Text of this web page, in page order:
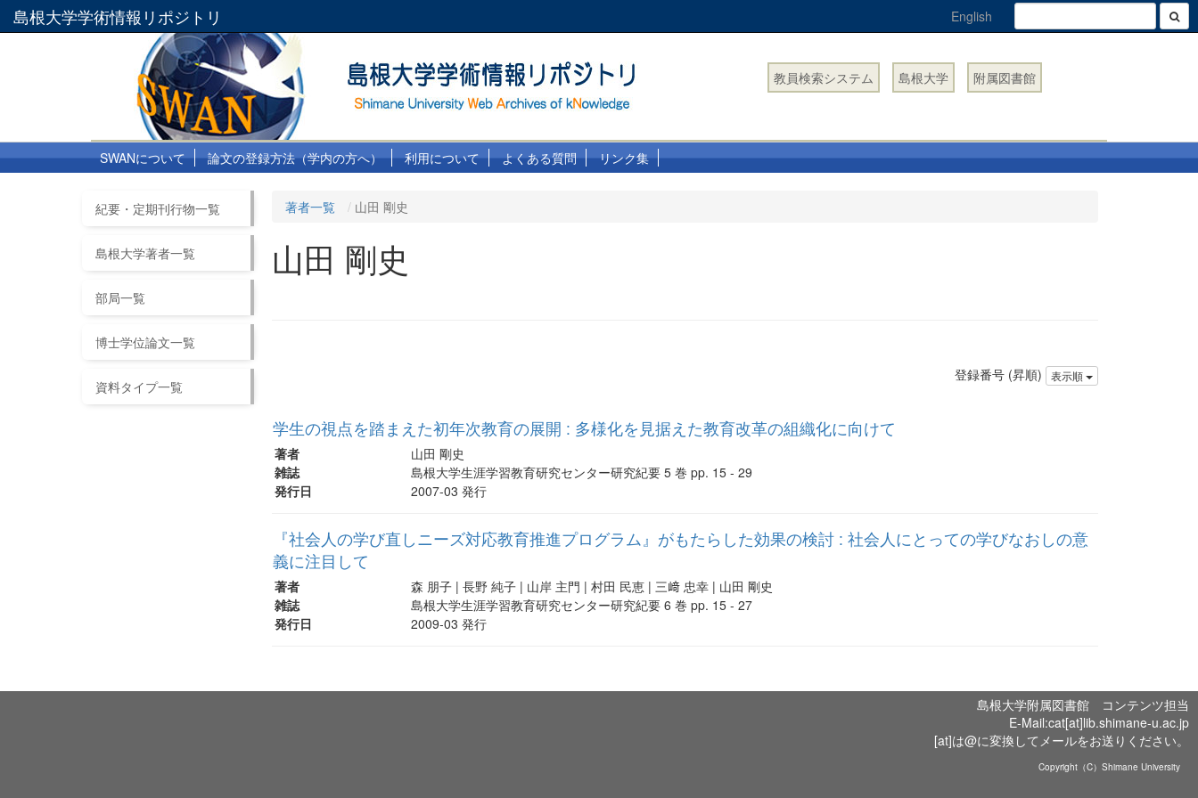
島根大学学術情報リポジトリ English
教員検索システム 島根大学 附属図書館
SWANについて 論文の登録方法（学内の方へ） 利用について よくある質問 リンク集
紀要・定期刊行物一覧
島根大学著者一覧
部局一覧
博士学位論文一覧
資料タイプ一覧
著者一覧 山田 剛史
山田 剛史
登録番号 (昇順) 表示順
学生の視点を踏まえた初年次教育の展開 : 多様化を見据えた教育改革の組織化に向けて
著者
山田 剛史
雑誌
島根大学生涯学習教育研究センター研究紀要 5 巻 pp. 15 - 29
発行日
2007-03 発行
『社会人の学び直しニーズ対応教育推進プログラム』がもたらした効果の検討 : 社会人にとっての学びなおしの意
義に注目して
著者
森 朋子 | 長野 純子 | 山岸 主門 | 村田 民恵 | 三﨑 忠幸 | 山田 剛史
雑誌
島根大学生涯学習教育研究センター研究紀要 6 巻 pp. 15 - 27
発行日
2009-03 発行
島根大学附属図書館 コンテンツ担当
E-Mail:cat[at]lib.shimane-u.ac.jp
[at]は@に変換してメールをお送りください。
Copyright（C）Shimane University